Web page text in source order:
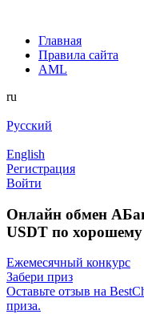
Главная
Правила сайта
AML
ru
Русский
English
Регистрация
Войти
Онлайн обмен
USDT по хорошему
Ежемесячный конкурс
Забери приз
Оставьте отзыв на
приза.